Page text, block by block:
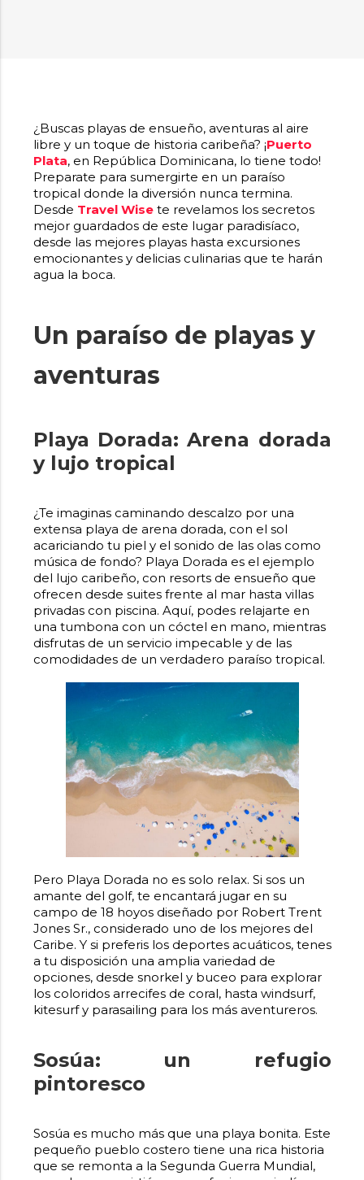
¿Buscas playas de ensueño, aventuras al aire
libre y un toque de historia caribeña? ¡Puerto
Plata, en República Dominicana, lo tiene todo!
Preparate para sumergirte en un paraíso
tropical donde la diversión nunca termina.
Desde Travel Wisete revelamos los secretos
mejor guardados de este lugar paradisíaco,
desde las mejores playas hasta excursiones
emocionantes y delicias culinarias que te harán
agua la boca.
Un paraíso de playas y
aventuras
Playa Dorada: Arena dorada
y lujo tropical
¿Te imaginas caminando descalzo por una
extensa playa de arena dorada, con el sol
acariciando tu piel y el sonido de las olas como
música de fondo? Playa Dorada es el ejemplo
del lujo caribeño, con resorts de ensueño que
ofrecen desde suites frente al mar hasta villas
privadas con piscina. Aquí, podes relajarte en
una tumbona con un cóctel en mano, mientras
disfrutas de un servicio impecable y de las
comodidades de un verdadero paraíso tropical.
Pero Playa Dorada no es solo relax. Si sos un
amante del golf, te encantará jugar en su
campo de 18 hoyos diseñado por Robert Trent
Jones Sr., considerado uno de los mejores del
Caribe. Y si preferis los deportes acuáticos, tenes
a tu disposición una amplia variedad de
opciones, desde snorkel y buceo para explorar
los coloridos arrecifes de coral, hasta windsurf,
kitesurf y parasailing para los más aventureros.
Sosúa: un refugio
pintoresco
Sosúa es mucho más que una playa bonita. Este
pequeño pueblo costero tiene una rica historia
que se remonta a la Segunda Guerra Mundial,